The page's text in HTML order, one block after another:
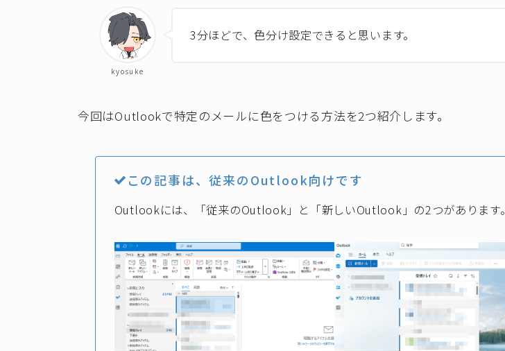
kyosuke
3分ほどで、色分け設定できると思います。
今回はOutlookで特定のメールに色をつける方法を2つ紹介します。
この記事は、従来のOutlook向けです
Outlookには、「従来のOutlook」と「新しいOutlook」の2つがあります。